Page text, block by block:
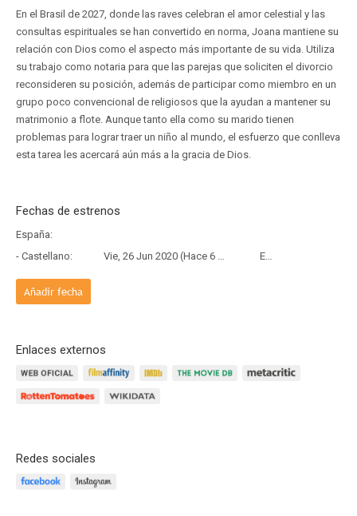
En el Brasil de 2027, donde las raves celebran el amor celestial y las
consultas espirituales se han convertido en norma, Joana mantiene su
relación con Dios como el aspecto más importante de su vida. Utiliza
su trabajo como notaria para que las parejas que soliciten el divorcio
reconsideren su posición, además de participar como miembro en un
grupo poco convencional de religiosos que la ayudan a mantener su
matrimonio a flote. Aunque tanto ella como su marido tienen
problemas para lograr traer un niño al mundo, el esfuerzo que conlleva
esta tarea les acercará aún más a la gracia de Dios.
Fechas de estrenos
España:
- Castellano:
Vie, 26 Jun 2020 (Hace 6 años y 1 mes) Estreno
Añadir fecha
Enlaces externos
Redes sociales